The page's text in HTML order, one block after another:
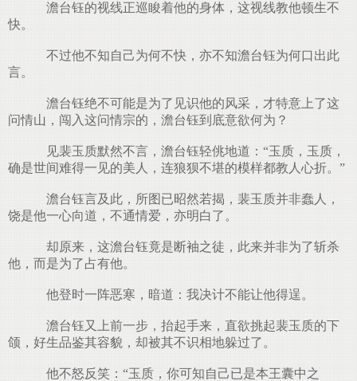
澹台钰的视线正巡睃着他的身体，这视线教他顿生不
快。
不过他不知自己为何不快，亦不知澹台钰为何口出此
言。
澹台钰绝不可能是为了见识他的风采，才特意上了这
问情山，闯入这问情宗的，澹台钰到底意欲何为？
见裴玉质默然不言，澹台钰轻佻地道：“玉质，玉质，
确是世间难得一见的美人，连狼狈不堪的模样都教人心折。”
澹台钰言及此，所图已昭然若揭，裴玉质并非蠢人，
饶是他一心向道，不通情爱，亦明白了。
却原来，这澹台钰竟是断袖之徒，此来并非为了斩杀
他，而是为了占有他。
他登时一阵恶寒，暗道：我决计不能让他得逞。
澹台钰又上前一步，抬起手来，直欲挑起裴玉质的下
颌，好生品鉴其容貌，却被其不识相地躲过了。
他不怒反笑：“玉质，你可知自己已是本王囊中之